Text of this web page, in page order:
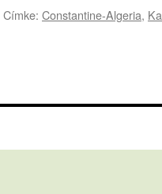
Címke: Constantine-Algeria,